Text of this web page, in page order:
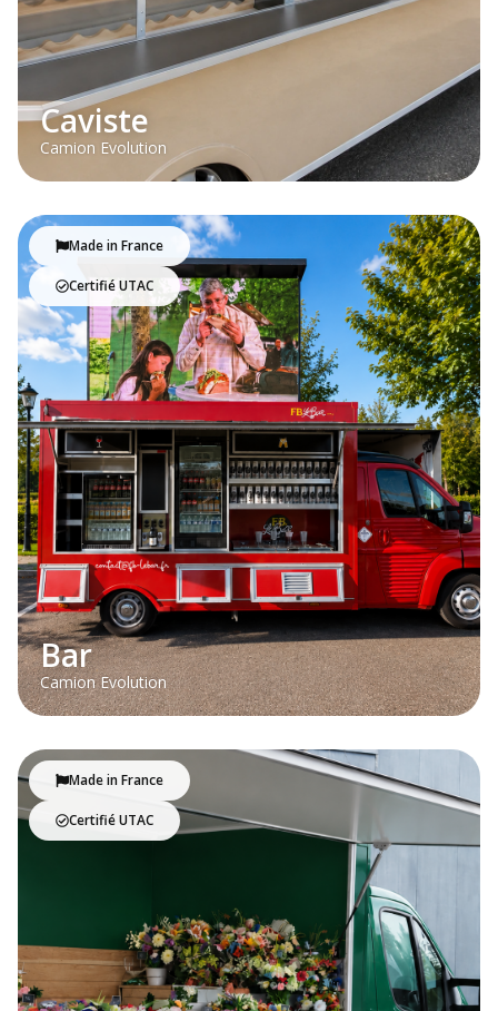
Caviste
Camion Evolution
Made in France
Certifié UTAC
Bar
Camion Evolution
Made in France
Certifié UTAC